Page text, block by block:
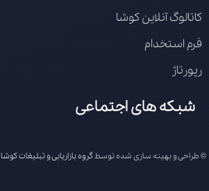
کاتالوگ آنلاین کوشا
فرم استخدام
رپورتاژ
شبکه های اجتماعی
© طراحی و بهینه سازی شده توسطگروه بازاریابی و تبلیغات کوشا